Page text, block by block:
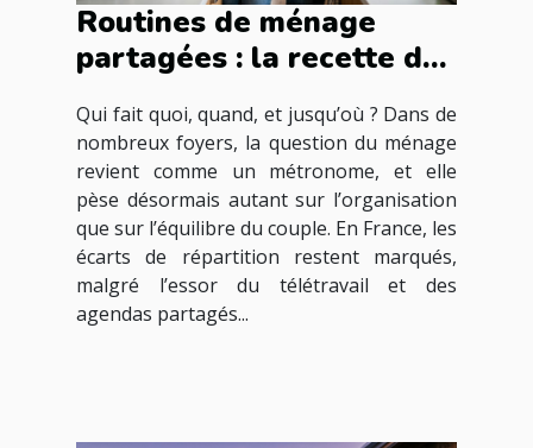
Routines de ménage
partagées : la recette du
Qui fait quoi, quand, et jusqu’où ? Dans de
nombreux foyers, la question du ménage
revient comme un métronome, et elle
pèse désormais autant sur l’organisation
que sur l’équilibre du couple. En France, les
écarts de répartition restent marqués,
malgré l’essor du télétravail et des
agendas partagés...